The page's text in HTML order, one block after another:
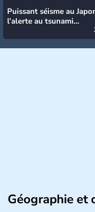
Puissant séisme au
l’alerte au tsunami
Géographie et